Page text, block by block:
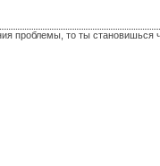
проблемы, то ты становишься